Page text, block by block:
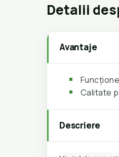
Detalii
Avantaje
Calitate
Descriere